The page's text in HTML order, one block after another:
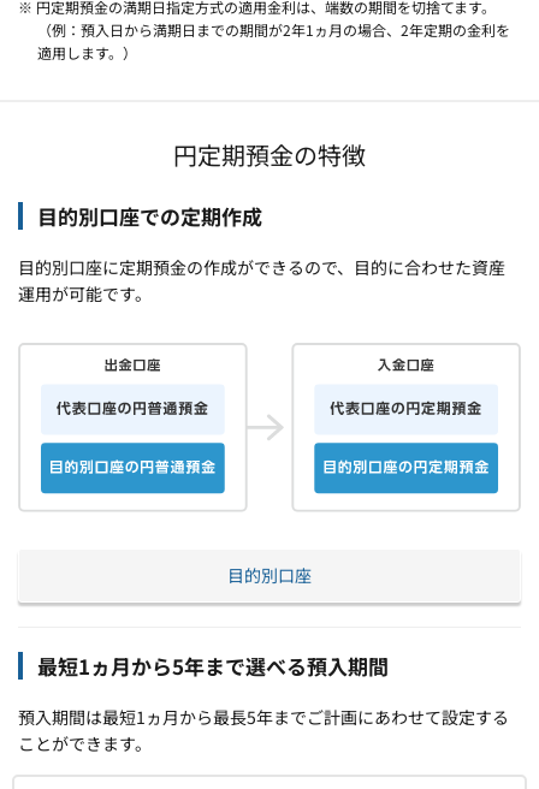
※ 円定期預金の満期日指定方式の適用金利は、端数の期間を切捨てます。
（例：預入日から満期日までの期間が2年1ヵ月の場合、2年定期の金利を
適用します。）
円定期預金の特徴
目的別口座での定期作成
目的別口座に定期預金の作成ができるので、目的に合わせた資産
運用が可能です。
目的別口座
最短1ヵ月から5年まで選べる預入期間
預入期間は最短1ヵ月から最長5年までご計画にあわせて設定する
ことができます。